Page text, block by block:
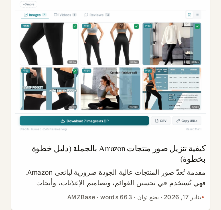
كيفية تنزيل صور منتجات Amazon بالجملة (دليل خطوة
بخطوة)
مقدمة تُعدّ صور المنتجات عالية الجودة ضرورية لبائعي Amazon.
فهي تُستخدم في تحسين القوائم، وتصاميم الإعلانات، وأبحاث
المنافسين، وإدارة أصول العلامة التجارية. ومع ذلك، لا توفّر
يناير 17, 2026 · بضع ثوان ·
663 words
·
AMZBase